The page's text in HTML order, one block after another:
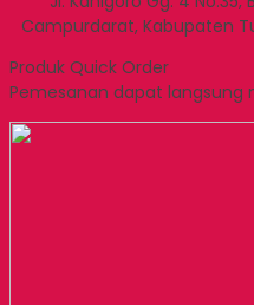
Campurdarat, Kabupaten
Produk Quick Order
Pemesanan dapat langsung